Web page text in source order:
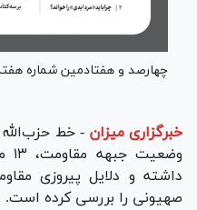
چهارصد و هفتادمین شماره
خبرگزاری میزان - خط
داشته و دلایل پیروزی
صهیونی را بررسی کرده است.